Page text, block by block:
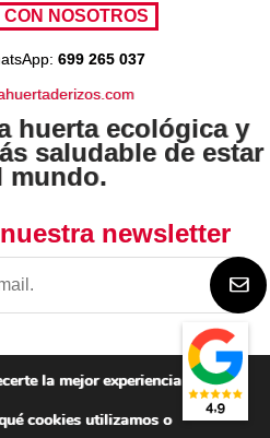
699 265 037
huerta ecológica y
saludable de estar
mundo.
newsletter
la mejor experiencia en
cookies utilizamos o